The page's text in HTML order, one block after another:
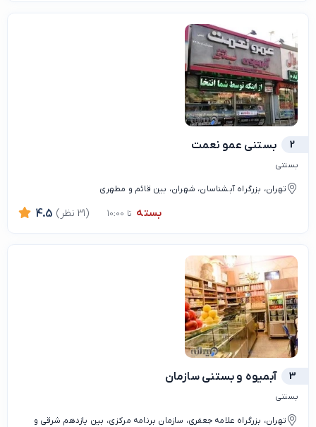
2 بستنی عمو نعمت
بستنی
تهران، بزرگراه آبشناسان، شهران، بین قائم و مطهری
بسته تا 10:00 4.5 (31 نظر)
3 آبمیوه و بستنی سازمان
بستنی
تهران، بزرگراه علامه جعفری، سازمان برنامه مرکزی، بین یازدهم شرقی و